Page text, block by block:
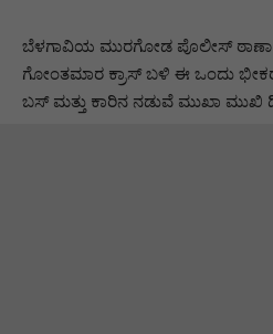
ಬೆಳಗಾವಿಯ ಮುರಗೋಡ ಪೊಲೀಸ್ ಠಾಣಾ
ಗೋಂತಮಾರ ಕ್ರಾಸ್ ಬಳಿ ಈ ಒಂದು
ಬಸ್ ಮತ್ತು ಕಾರಿನ ನಡುವೆ ಮುಖಾ ಮುಖಿ